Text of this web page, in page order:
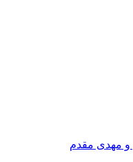
و مهدى مقدم